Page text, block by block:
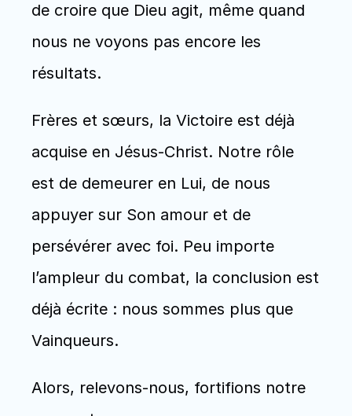
de croire que Dieu agit, même quand
nous ne voyons pas encore les
résultats.
Frères et sœurs, la Victoire est déjà
acquise en Jésus-Christ. Notre rôle
est de demeurer en Lui, de nous
appuyer sur Son amour et de
persévérer avec foi. Peu importe
l’ampleur du combat, la conclusion est
déjà écrite : nous sommes plus que
Vainqueurs.
Alors, relevons-nous, fortifions notre